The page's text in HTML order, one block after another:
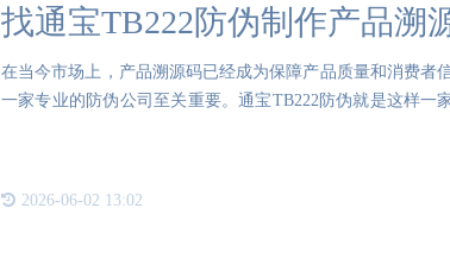
找通宝TB222防伪制作产品溯
在当今市场上，产品溯源码已经成为保障产品质量和消费者
一家专业的防伪公司至关重要。通宝TB222防伪就是这样一
2026-06-02 13:02